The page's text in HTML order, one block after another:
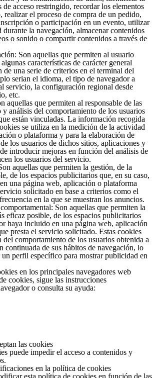
de acceso restringido, recordar los elementos
realizar el proceso de compra de un pedido,
o participación en un evento, utilizar
durante la navegación, almacenar contenidos
o sonido o compartir contenidos a través de
Son aquellas que permiten al usuario
características de carácter general
una serie de criterios en el terminal del
serian el idioma, el tipo de navegador a
servicio, la configuración regional desde
etc.
aquellas que permiten al responsable de las
y análisis del comportamiento de los usuarios
están vinculadas. La información recogida
se utiliza en la medición de la actividad
o plataforma y para la elaboración de
los usuarios de dichos sitios, aplicaciones y
introducir mejoras en función del análisis de
los usuarios del servicio.
aquellas que permiten la gestión, de la
de los espacios publicitarios que, en su caso,
una página web, aplicación o plataforma
solicitado en base a criterios como el
en la que se muestran los anuncios.
Son aquellas que permiten la
eficaz posible, de los espacios publicitarios
haya incluido en una página web, aplicación
presta el servicio solicitado. Estas cookies
comportamiento de los usuarios obtenida a
continuada de sus hábitos de navegación, lo
perfil específico para mostrar publicidad en
en los principales navegadores web
cookies, sigue las instrucciones
o consulta su ayuda:
las cookies
puede impedir el acceso a contenidos y
en la política de cookies
esta política de cookies en función de las